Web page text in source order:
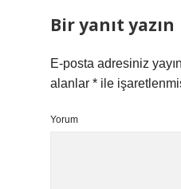
Bir yanıt yazın
E-posta adresiniz
alanlar * ile
Yorum